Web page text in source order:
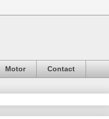
Motor Contact